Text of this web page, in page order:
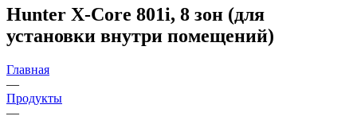
Hunter X-Core 801i, 8 зон (для
установки внутри помещений)
Главная
—
Продукты
—